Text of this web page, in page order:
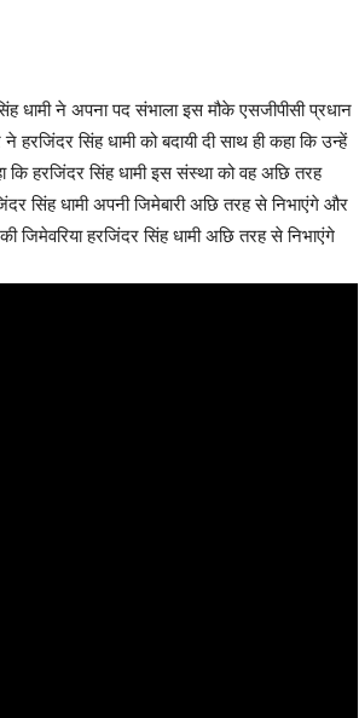
धामी ने अपना पद संभाला इस मौके एसजीपीसी प्रधान
हरजिंदर सिंह धामी को बदायी दी साथ ही कहा कि उन्हें
कि हरजिंदर सिंह धामी इस संस्था को वह अछि तरह
सिंह धामी अपनी जिमेबारी अछि तरह से निभाएंगे और
जिमेवरिया हरजिंदर सिंह धामी अछि तरह से निभाएंगे